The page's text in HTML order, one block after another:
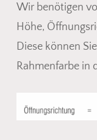
Wir benötigen
Höhe,
Diese können
Rahmenfarbe in